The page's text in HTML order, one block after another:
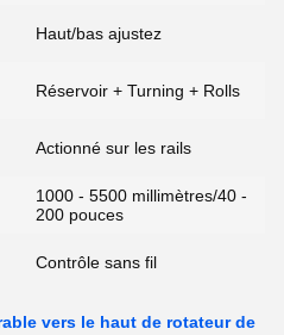
Haut/bas ajustez
Réservoir + Turning + Rolls
Actionné sur les rails
1000 - 5500 millimètres/40 -
200 pouces
Contrôle sans fil
vers le haut de rotateur de